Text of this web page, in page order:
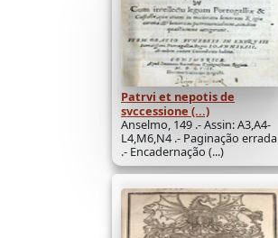
Patrvi et nepotis de
svccessione (...)
Anselmo, 149 .- Assin: A3,A4-
L4,M6,N4 .- Paginação errada
.- Encadernação (...)